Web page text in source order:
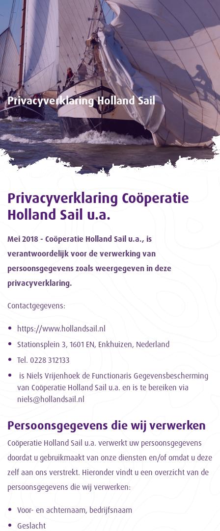
Privacyverklaring Holland Sail
Privacyverklaring Coöperatie
Holland Sail u.a.
Mei 2018 - Coöperatie Holland Sail u.a., is
verantwoordelijk voor de verwerking van
persoonsgegevens zoals weergegeven in deze
privacyverklaring.
Contactgegevens:
https://www.hollandsail.nl
Stationsplein 3, 1601 EN, Enkhuizen, Nederland
Tel. 0228 312133
is Niels Vrijenhoek de Functionaris Gegevensbescherming
van Coöperatie Holland Sail u.a. en is te bereiken via
niels@hollandsail.nl
Persoonsgegevens die wij verwerken
Coöperatie Holland Sail u.a. verwerkt uw persoonsgegevens
doordat u gebruikmaakt van onze diensten en/of omdat u deze
zelf aan ons verstrekt. Hieronder vindt u een overzicht van de
persoonsgegevens die wij verwerken:
Voor- en achternaam, bedrijfsnaam
Geslacht